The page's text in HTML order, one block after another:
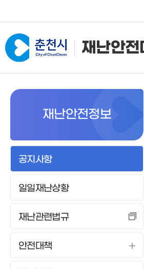
재난안
조직 및 임무
임무
주
태
재난안전정보
공지사항
일일재난상황
재난관련법규
안전대책